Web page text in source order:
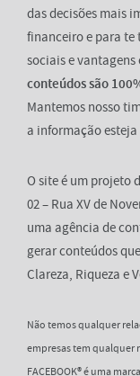
das decisões mais
financeiro e para te
sociais e
conteúdos são
Mantemos nosso
a informação
O site é um projeto
02 – Rua XV de
uma agência de
gerar conteúdos
Clareza, Riqueza e
Não temos qualquer
empresas tem qualquer
FACEBOOK® é uma